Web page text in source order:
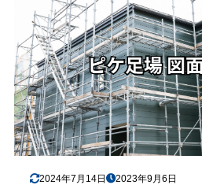
2024年7月14日 2023年9月6日